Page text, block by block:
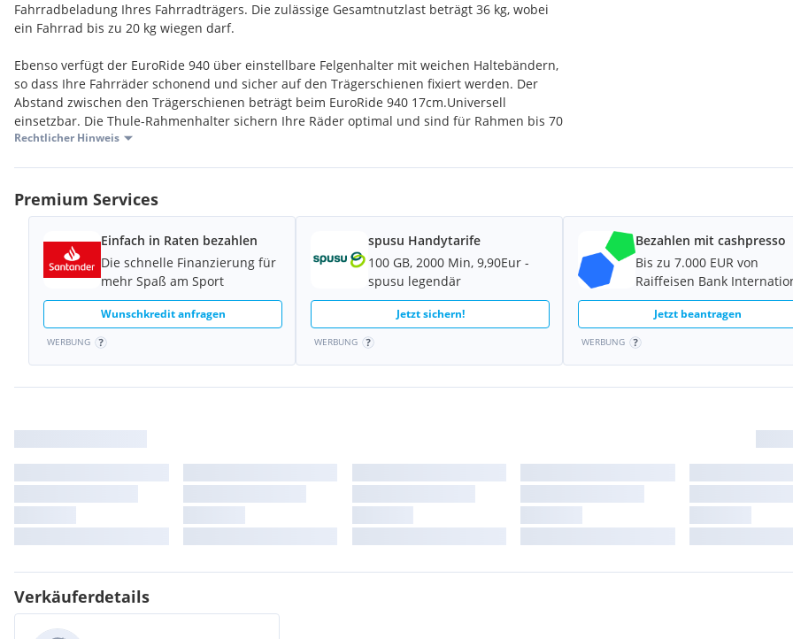
Fahrradbeladung Ihres Fahrradträgers. Die zulässige Gesamtnutzlast beträgt 36 kg, wobei
ein Fahrrad bis zu 20 kg wiegen darf.
Ebenso verfügt der EuroRide 940 über einstellbare Felgenhalter mit weichen Haltebändern,
so dass Ihre Fahrräder schonend und sicher auf den Trägerschienen fixiert werden. Der
Abstand zwischen den Trägerschienen beträgt beim EuroRide 940 17cm.Universell
einsetzbar. Die Thule-Rahmenhalter sichern Ihre Räder optimal und sind für Rahmen bis 70
mm geeignet. Dank des 13-poligen wasserfesten Anschlusspins können Sie mühelos
Rechtlicher Hinweis
Premium Services
Einfach in Raten bezahlen
Die schnelle Finanzierung für
mehr Spaß am Sport
Wunschkredit anfragen
WERBUNG
spusu Handytarife
100 GB, 2000 Min, 9,90Eur -
spusu legendär
Jetzt sichern!
WERBUNG
Bezahlen mit cashpresso
Bis zu 7.000 EUR von
Raiffeisen Bank
Jetzt beantragen
WERBUNG
Verkäuferdetails